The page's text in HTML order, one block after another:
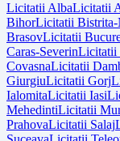
Licitatii AlbaLicitatii
BihorLicitatii Bistrita-
BrasovLicitatii
Caras-SeverinLicitatii
CovasnaLicitatii
GiurgiuLicitatii Gorj
IalomitaLicitatii Iasi
MehedintiLicitatii
PrahovaLicitatii Salaj